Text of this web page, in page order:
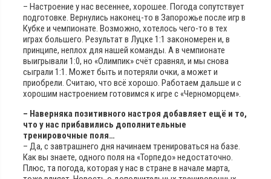
– Настроение у нас весеннее, хорошее. Погода сопутствует
подготовке. Вернулись наконец-то в Запорожье после игр в
Кубке и чемпионате. Возможно, хотелось чего-то в тех
играх большего. Результат в Луцке 1:1 закономерен и, в
принципе, неплох для нашей команды. А в чемпионате
выигрывали 1:0, но «Олимпик» счёт сравнял, и мы снова
сыграли 1:1. Может быть и потеряли очки, а может и
приобрели. Считаю, что всё хорошо. Работаем дальше и с
хорошим настроением готовимся к игре с «Черноморцем».
– Наверняка позитивного настроя добавляет ещё и то,
что у нас прибавились дополнительные
тренировочные поля…
– Да, с завтрашнего дня начинаем тренироваться на базе.
Как вы знаете, одного поля на «Торпедо» недостаточно.
Плюс, та погода, которая у нас в стране в начале марта,